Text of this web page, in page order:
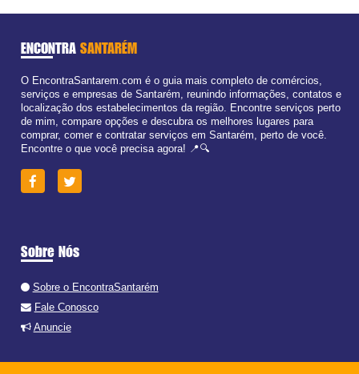
ENCONTRA SANTARÉM
O EncontraSantarem.com é o guia mais completo de comércios,
serviços e empresas de Santarém, reunindo informações, contatos e
localização dos estabelecimentos da região. Encontre serviços perto
de mim, compare opções e descubra os melhores lugares para
comprar, comer e contratar serviços em Santarém, perto de você.
Encontre o que você precisa agora! 📍🔍
Sobre Nós
Sobre o EncontraSantarém
Fale Conosco
Anuncie